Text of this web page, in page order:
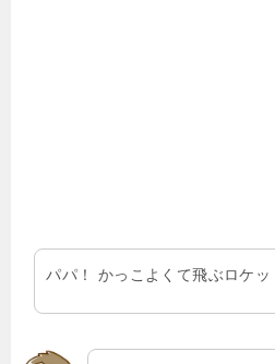
パパ！ かっこよくて飛ぶロケッ